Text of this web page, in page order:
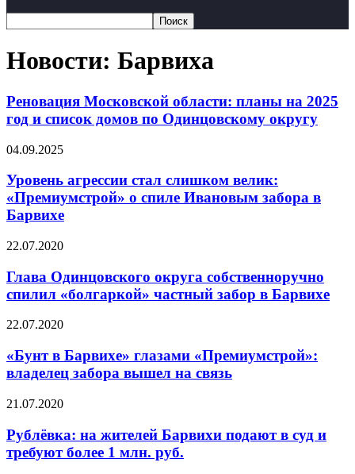
Новости: Барвиха
Реновация Московской области: планы на 2025
год и список домов по Одинцовскому округу
04.09.2025
Уровень агрессии стал слишком велик:
«Премиумстрой» о спиле Ивановым забора в
Барвихе
22.07.2020
Глава Одинцовского округа собственноручно
спилил «болгаркой» частный забор в Барвихе
22.07.2020
«Бунт в Барвихе» глазами «Премиумстрой»:
владелец забора вышел на связь
21.07.2020
Рублёвка: на жителей Барвихи подают в суд и
требуют более 1 млн. руб.